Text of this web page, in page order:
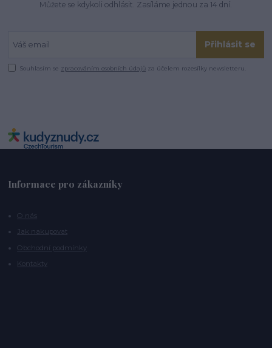
Můžete se kdykoli odhlásit. Zasíláme jednou za 14 dní.
Přihlásit se
Souhlasím se zpracováním osobních údajů za účelem rozesílky newsletteru.
Informace pro zákazníky
O nás
Jak nakupovat
Obchodní podmínky
Kontakty